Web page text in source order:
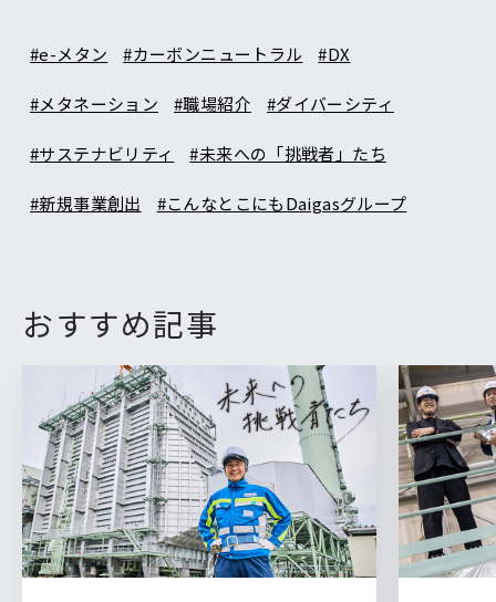
#e-メタン #カーボンニュートラル #DX
#メタネーション #職場紹介 #ダイバーシティ
#サステナビリティ #未来への「挑戦者」たち
#新規事業創出 #こんなとこにもDaigasグループ
おすすめ記事